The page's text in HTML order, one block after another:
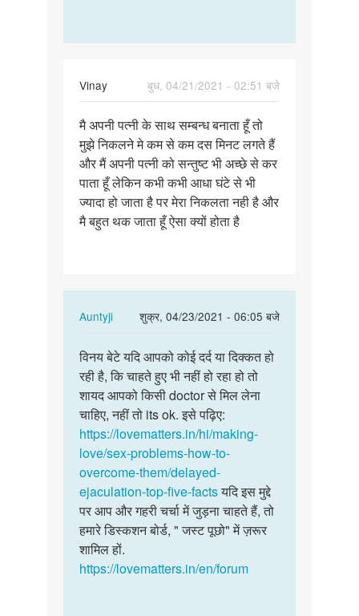
Vinay
बुध, 04/21/2021 - 02:51 बजे
मै
अपनी
पत्नी
के
साथ
सम्बन्ध…
मै अपनी पत्नी के साथ सम्बन्ध बनाता हूँ तो
मुझे निकलने मे कम से कम दस मिनट लगते हैं
और मैं अपनी पत्नी को सन्तुष्ट भी अच्छे से कर
पाता हूँ लेकिन कभी कभी आधा घंटे से भी
ज्यादा हो जाता है पर मेरा निकलता नही है और
मै बहुत थक जाता हूँ ऐसा क्यों होता है
Auntyji
शुक्र, 04/23/2021 - 06:05 बजे
In
to
मै
अपनी
पत्नी
के
साथ
सम्बन्ध…
by
Vinay
विनय
बेटे
यदि
आपको
कोई
दर्द…
विनय बेटे यदि आपको कोई दर्द या दिक्कत हो
रही है, कि चाहते हुए भी नहीं हो रहा हो तो
शायद आपको किसी doctor से मिल लेना
चाहिए, नहीं तो its ok. इसे पढ़िए:
https://lovematters.in/hi/making-
love/sex-problems-how-to-
overcome-them/delayed-
ejaculation-top-five-factsयदि इस मुद्दे
पर आप और गहरी चर्चा में जुड़ना चाहते हैं, तो
हमारे डिस्कशन बोर्ड, " जस्ट पूछो" में ज़रूर
शामिल हों.
https://lovematters.in/en/forum